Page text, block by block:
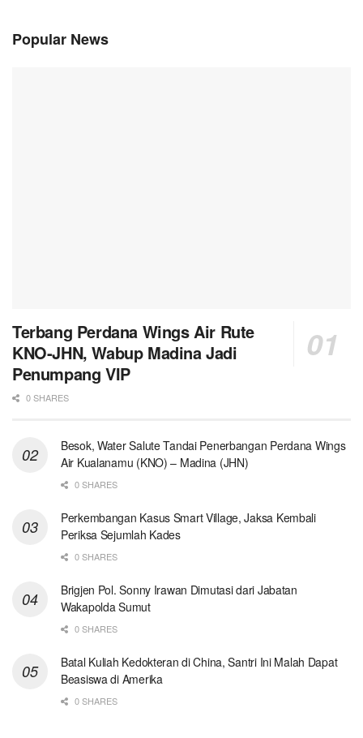
Popular News
Terbang Perdana Wings Air Rute
KNO-JHN, Wabup Madina Jadi
Penumpang VIP
0 SHARES
Besok, Water Salute Tandai Penerbangan Perdana Wings
Air Kualanamu (KNO) – Madina (JHN)
0 SHARES
Perkembangan Kasus Smart Village, Jaksa Kembali
Periksa Sejumlah Kades
0 SHARES
Brigjen Pol. Sonny Irawan Dimutasi dari Jabatan
Wakapolda Sumut
0 SHARES
Batal Kuliah Kedokteran di China, Santri Ini Malah Dapat
Beasiswa di Amerika
0 SHARES